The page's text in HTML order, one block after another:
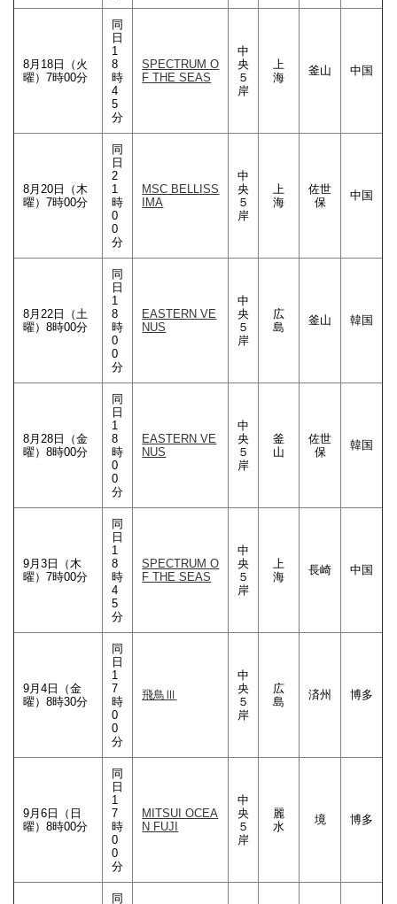
8月18日（火
曜）7時00分
同
日
1
8
時
4
5
分
SPECTRUM O
F THE SEAS
中
央
５
岸
上
海
釜山 中国
8月20日（木
曜）7時00分
同
日
2
1
時
0
0
分
MSC BELLISS
IMA
中
央
５
岸
上
海
佐世
保
中国
8月22日（土
曜）8時00分
同
日
1
8
時
0
0
分
EASTERN VE
NUS
中
央
５
岸
広
島
釜山 韓国
8月28日（金
曜）8時00分
同
日
1
8
時
0
0
分
EASTERN VE
NUS
中
央
５
岸
釜
山
佐世
保
韓国
9月3日（木
曜）7時00分
同
日
1
8
時
4
5
分
SPECTRUM O
F THE SEAS
中
央
５
岸
上
海
長崎 中国
9月4日（金
曜）8時30分
同
日
1
7
時
0
0
分
飛鳥Ⅲ
中
央
５
岸
広
島
済州 博多
9月6日（日
曜）8時00分
同
日
1
7
時
0
0
分
MITSUI OCEA
N FUJI
中
央
５
岸
麗
水
境 博多
同